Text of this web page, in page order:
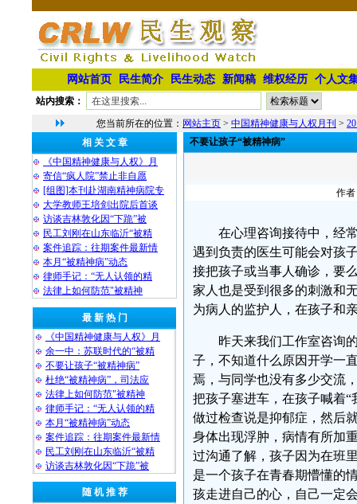
网站首页 民生简介 民生动态 新闻稿 维权经历 个人文
站内搜索：
您当前所在的位置： 网站主页 > 中国精神健康与人权月刊 >
相 关 文 章
《中国精神健康与人权》月
寄信“疯人院”禁止非自愿
[组图]本刊赴湖南精神病院专
大学教师王培剑出院后首谈
访谈吉林敦化因“下跪”被
民工刘刚在山东临沂“被精
案件追踪：往期案件最新情
本月“被精神病”动态
律师手记：“无人认领的精
法律上如何防范"被精神
最 新 热 门
《中国精神健康与人权》月
余一中：苏联时代的“被精
不要让孩子“被精神病”
杜绝“被精神病”，司法应
法律上如何防范"被精神
律师手记：“无人认领的精
本月“被精神病”动态
案件追踪：往期案件最新情
民工刘刚在山东临沂“被精
访谈吉林敦化因“下跪”被
随 机 推 荐
不要让孩子“被精神病”
作者
在心理咨询接待中，经
遇到负责的医生可能会对孩
接把孩子或当事人确诊，要
家人也是受到很多的刺激和
为病人的监护人，在孩子和
昨天来我们工作室咨询
子，不知道什么原因开学一
焉，与同学也没有多少交流
把孩子塞进车，在孩子喊着
做过检查说是抑郁症，然后
身体出现浮肿，病情有所加
过沟通了解，孩子因为在班
是一个孩子在青春期懵懂的
孩走进自己的心，自己一定